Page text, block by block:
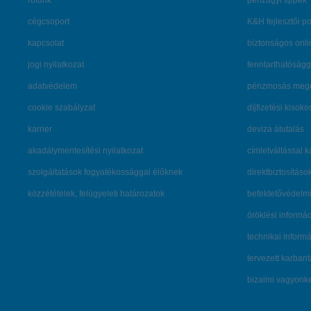
cégcsoport
kapcsolat
jogi nyilatkozat
adatvédelem
cookie szabályzat
karrier
akadálymentesítési nyilatkozat
szolgáltatások fogyatékossággal élőknek
közzétételek, felügyeleti határozatok
K&H fejlesztői
biztonságos
pénzmosás
díjfizetési
deviza átutalás
címletváltással
öröklési
technikai
tervezett
bizalmi